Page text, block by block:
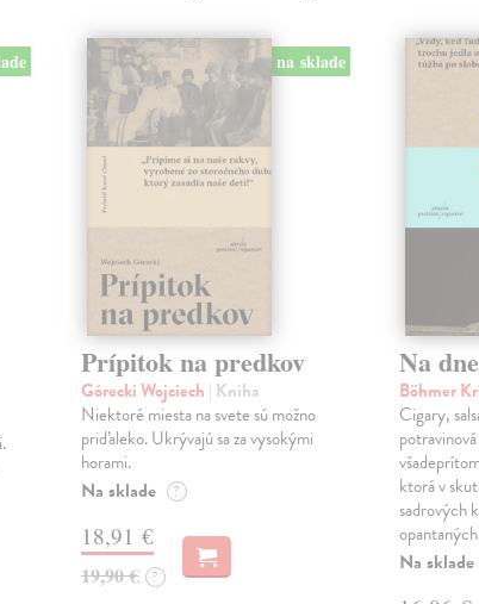
na sklade
Prípitok na predkov
Górecki Wojciech | Kniha
Niektoré miesta na svete sú možno
priďaleko. Ukrývajú sa za vysokými
horami.
Na sklade ?
18,91 €
19,90 € ?
Na
Böhmer
Cigary,
ktorá v
sadrových
Na sklade